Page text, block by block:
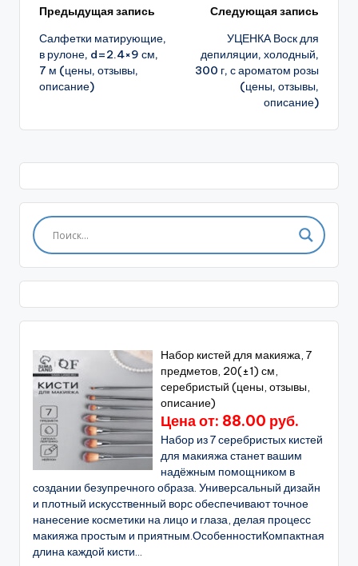
Навигация
записи
Предыдущая запись
Салфетки матирующие,
в рулоне, d=2.4×9 см,
7 м (цены, отзывы,
описание)
Следующая запись
УЦЕНКА Воск для
депиляции, холодный,
300 г, с ароматом розы
(цены, отзывы,
описание)
Набор кистей для макияжа, 7
предметов, 20(±1) см,
серебристый (цены, отзывы,
описание)
Цена от: 88.00 руб.
Набор из 7 серебристых кистей
для макияжа станет вашим
надёжным помощником в
создании безупречного образа. Универсальный дизайн
и плотный искусственный ворс обеспечивают точное
нанесение косметики на лицо и глаза, делая процесс
макияжа простым и приятным.ОсобенностиКомпактная
длина каждой кисти...